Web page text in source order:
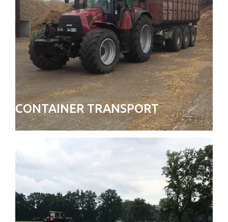
CONTAINER TRANSPORT